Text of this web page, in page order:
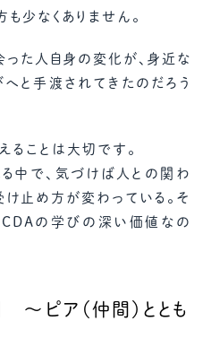
少なくありません。
た人自身の変化が、身近な
と手渡されてきたのだろう
ることは大切です。
中で、気づけば人との関わ
止め方が変わっている。そ
CDAの学びの深い価値なの
ピア（仲間）ととも